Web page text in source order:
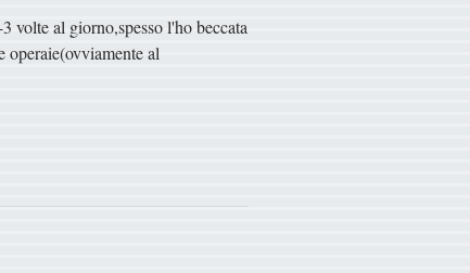
volte al giorno,spesso l'ho beccata
operaie(ovviamente al